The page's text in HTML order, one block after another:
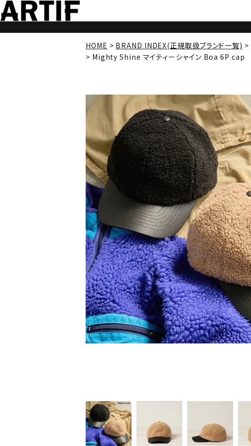
HOME
BRAND INDEX(正規取扱ブランド一覧)
Mighty Shine マイティーシャイン Boa 6P cap